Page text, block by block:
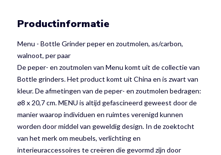
Productinformatie
Menu - Bottle Grinder peper en zoutmolen, as/carbon,
walnoot, per paar
De peper- en zoutmolen van Menu komt uit de collectie van
Bottle grinders. Het product komt uit China en is zwart van
kleur. De afmetingen van de peper- en zoutmolen bedragen:
⌀8 x 20,7 cm. MENU is altijd gefascineerd geweest door de
manier waarop individuen en ruimtes verenigd kunnen
worden door middel van geweldig design. In de zoektocht
van het merk om meubels, verlichting en
interieuraccessoires te creëren die gevormd zijn door